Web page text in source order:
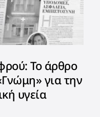
Το άρθρο
για την
υγεία